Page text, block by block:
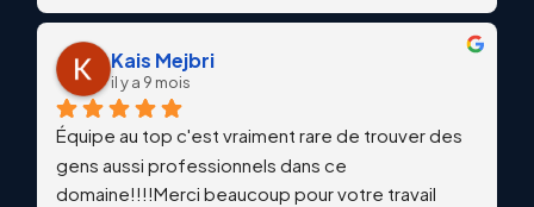
Kais Mejbri
il y a 9 mois
Équipe au top c'est vraiment rare de trouver des
gens aussi professionnels dans ce
domaine!!!!Merci beaucoup pour votre travail